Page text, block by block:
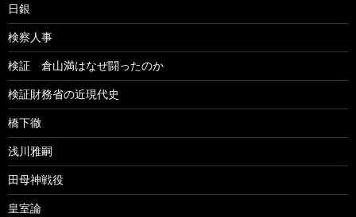
日銀
検察人事
検証 倉山満はなぜ闘ったのか
検証財務省の近現代史
橋下徹
浅川雅嗣
田母神戦役
皇室論